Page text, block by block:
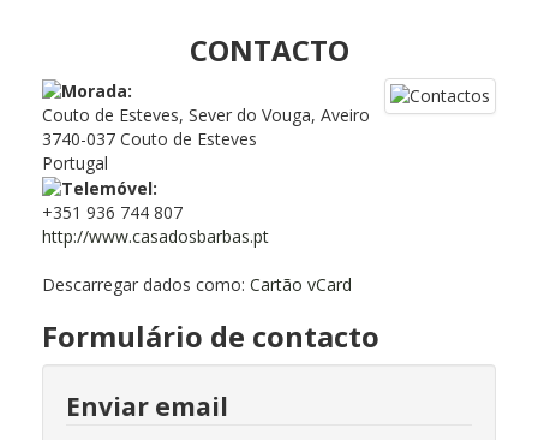
CONTACTO
Couto de Esteves, Sever do Vouga, Aveiro
3740-037 Couto de Esteves
Portugal
+351 936 744 807
http://www.casadosbarbas.pt
Descarregar dados como: Cartão vCard
Formulário de contacto
Enviar email